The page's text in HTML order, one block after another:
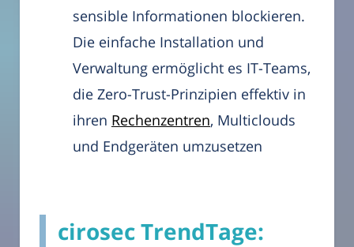
sensible Informationen blockieren.
Die einfache Installation und
Verwaltung ermöglicht es IT-Teams,
die Zero-Trust-Prinzipien effektiv in
ihren Rechenzentren, Multiclouds
und Endgeräten umzusetzen
cirosec TrendTage: